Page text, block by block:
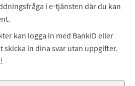
i e-tjänsten där du kan
kan logga in med BankID eller
skicka in dina svar utan uppgifter.